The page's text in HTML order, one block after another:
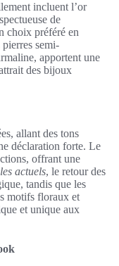
incluent l’or
de
choix préféré en
semi-
apportent une
des bijoux
allant des tons
déclaration forte. Le
offrant une
actuels, le retour des
tandis que les
motifs floraux et
et unique aux